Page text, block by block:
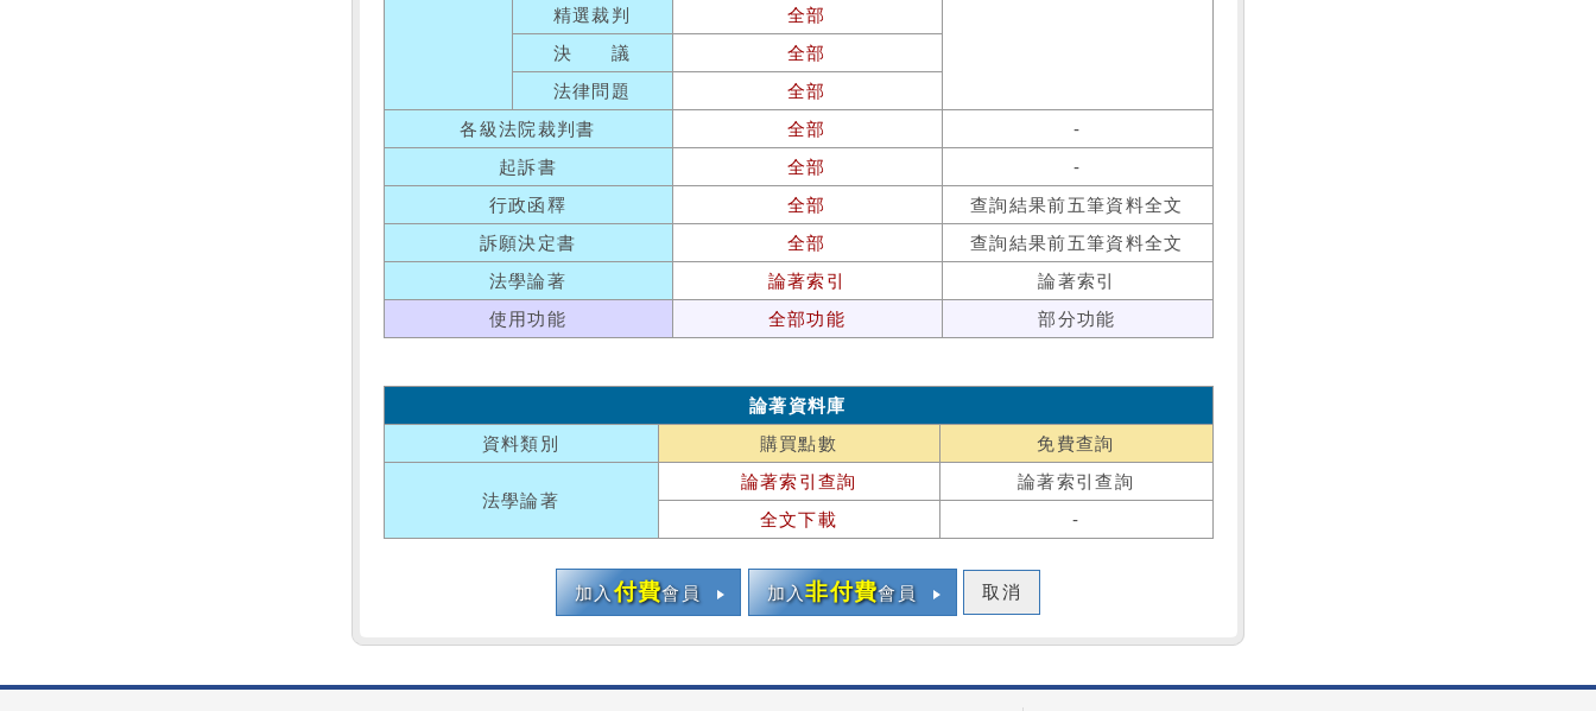
精選裁判
全部
決 議
全部
法律問題
全部
各級法院裁判書
全部
-
起訴書
全部
-
行政函釋
全部
查詢結果前五筆資料全文
訴願決定書
全部
查詢結果前五筆資料全文
法學論著
論著索引
論著索引
使用功能
全部功能 部分功能
論著資料庫
資料類別
購買點數 免費查詢
法學論著
論著索引查詢
論著索引查詢
全文下載
-
加入付費會員 加入非付費會員 取消